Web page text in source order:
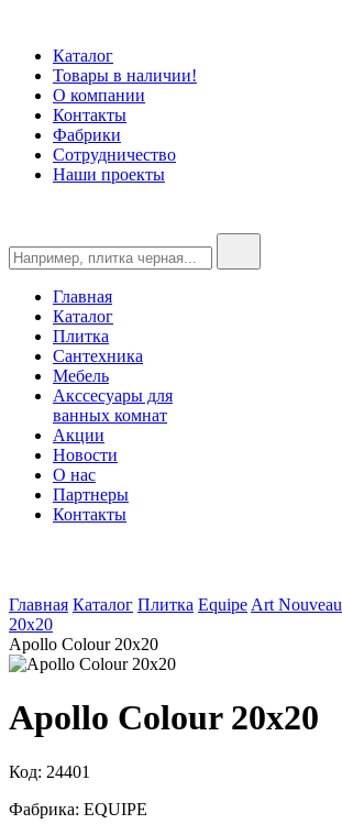
Каталог
Товары в наличии!
О компании
Контакты
Фабрики
Сотрудничество
Наши проекты
Главная
Каталог
Плитка
Сантехника
Мебель
Акссесуары для
ванных комнат
Акции
Новости
О нас
Партнеры
Контакты
Главная Каталог Плитка Equipe Art Nouveau
20x20
Apollo Colour 20x20
Apollo Colour 20x20
Код: 24401
Фабрика: EQUIPE